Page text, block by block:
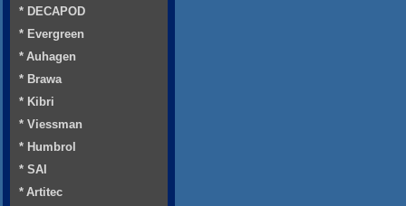
* DECAPOD
* Evergreen
* Auhagen
* Brawa
* Kibri
* Viessman
* Humbrol
* SAI
* Artitec